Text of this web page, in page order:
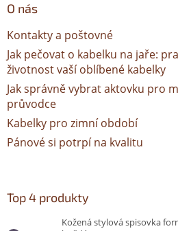
O nás
Kontakty a poštovné
Jak pečovat o kabelku na jaře:
životnost vaší oblíbené kabelky
Jak správně vybrat aktovku pro
průvodce
Kabelky pro zimní období
Pánové si potrpí na kvalitu
Top 4 produkty
Kožená stylová spisovka